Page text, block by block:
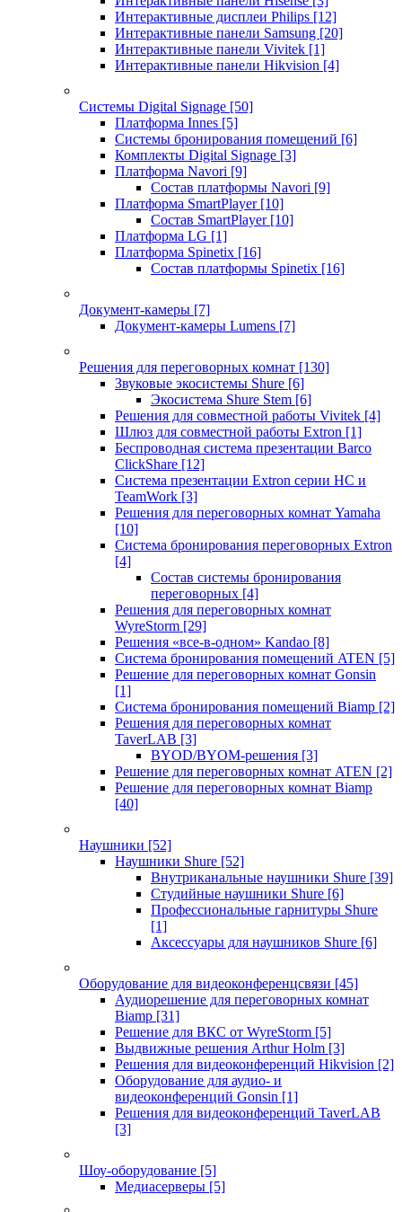
Интерактивные дисплеи Philips [12]
Интерактивные панели Samsung [20]
Интерактивные панели Vivitek [1]
Интерактивные панели Hikvision [4]
Системы Digital Signage [50]
Платформа Innes [5]
Системы бронирования помещений [6]
Комплекты Digital Signage [3]
Платформа Navori [9]
Состав платформы Navori [9]
Платформа SmartPlayer [10]
Состав SmartPlayer [10]
Платформа LG [1]
Платформа Spinetix [16]
Состав платформы Spinetix [16]
Документ-камеры [7]
Документ-камеры Lumens [7]
Решения для переговорных комнат [130]
Звуковые экосистемы Shure [6]
Экосистема Shure Stem [6]
Решения для совместной работы Vivitek [4]
Шлюз для совместной работы Extron [1]
Беспроводная система презентации Barco
ClickShare [12]
Система презентации Extron серии HC и
TeamWork [3]
Решения для переговорных комнат Yamaha
[10]
Система бронирования переговорных Extron
[4]
Состав системы бронирования
переговорных [4]
Решения для переговорных комнат
WyreStorm [29]
Решения «все-в-одном» Kandao [8]
Система бронирования помещений ATEN [5]
Решение для переговорных комнат Gonsin
[1]
Система бронирования помещений Biamp [2]
Решения для переговорных комнат
TaverLAB [3]
BYOD/BYOM-решения [3]
Решение для переговорных комнат ATEN [2]
Решение для переговорных комнат Biamp
[40]
Наушники [52]
Наушники Shure [52]
Внутриканальные наушники Shure [39]
Студийные наушники Shure [6]
Профессиональные гарнитуры Shure
[1]
Аксессуары для наушников Shure [6]
Оборудование для видеоконференцсвязи [45]
Аудиорешение для переговорных комнат
Biamp [31]
Решение для ВКС от WyreStorm [5]
Выдвижные решения Arthur Holm [3]
Решения для видеоконференций Hikvision [2]
Оборудование для аудио- и
видеоконференций Gonsin [1]
Решения для видеоконференций TaverLAB
[3]
Шоу-оборудование [5]
Медиасерверы [5]